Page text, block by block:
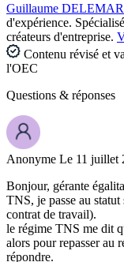
Guillaume
d'expérience.
créateurs d'entreprise.
Contenu révisé et
l'OEC
Questions & réponses
Anonyme Le 11 juillet
Bonjour, gérante
TNS, je passe au
contrat de travail).
le régime TNS me dit
alors pour repasser au
répondre.